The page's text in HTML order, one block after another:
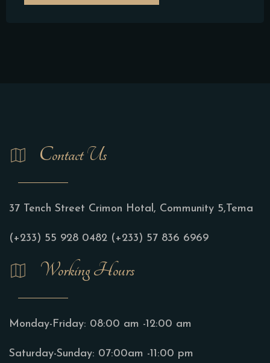
Contact Us
37 Tench Street Crimon Hotal, Community 5,Tema
(+233) 55 928 0482 (+233) 57 836 6969
Working Hours
Monday-Friday: 08:00 am -12:00 am
Saturday-Sunday: 07:00am -11:00 pm